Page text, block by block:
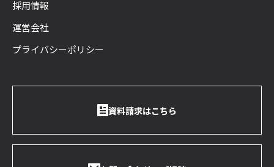
採用情報
運営会社
プライバシーポリシー
資料請求はこちら